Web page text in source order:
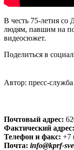
В честь 75-летия
людям, павшим на
видеосюжет.
Поделиться в
Автор: пресс-
Почтовый адрес:
Фактический адрес:
Телефон и факс: +7
Почта: info@kprf-